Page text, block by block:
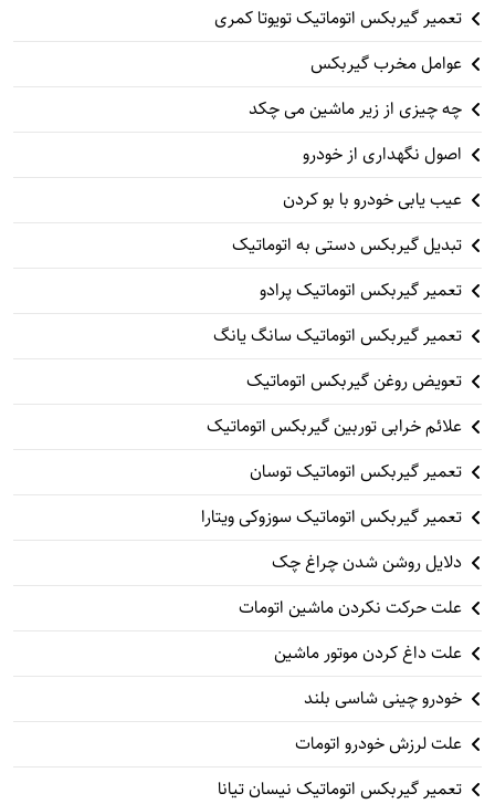
تعمیر گیربکس اتوماتیک تویوتا کمری
عوامل مخرب گیربکس
چه چیزی از زیر ماشین می چکد
اصول نگهداری از خودرو
عیب یابی خودرو با بو کردن
تبدیل گیربکس دستی به اتوماتیک
تعمیر گیربکس اتوماتیک پرادو
تعمیر گیربکس اتوماتیک سانگ یانگ
تعویض روغن گیربکس اتوماتیک
علائم خرابی توربین گیربکس اتوماتیک
تعمیر گیربکس اتوماتیک توسان
تعمیر گیربکس اتوماتیک سوزوکی ویتارا
دلایل روشن شدن چراغ چک
علت حرکت نکردن ماشین اتومات
علت داغ کردن موتور ماشین
خودرو چینی شاسی بلند
علت لرزش خودرو اتومات
تعمیر گیربکس اتوماتیک نیسان تیانا